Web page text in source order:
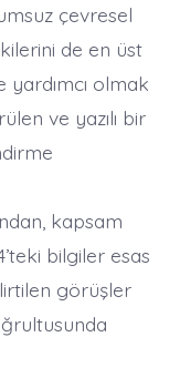
çevresel
de en üst
olmak
ve yazılı bir
kapsam
bilgiler esas
görüşler